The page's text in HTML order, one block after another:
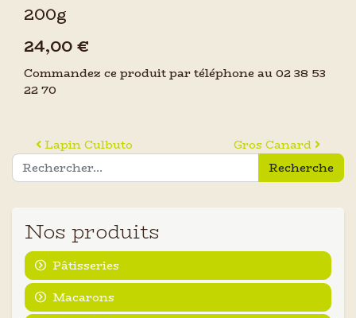
200g
24,00 €
Commandez ce produit par téléphone au 02 38 53
22 70
Navigation des articles
Lapin Culbuto
Gros Canard
Recherche pour :
Nos produits
Pâtisseries
Macarons